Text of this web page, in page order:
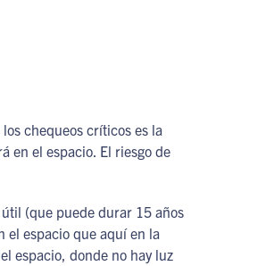
chequeos críticos es la
en el espacio. El riesgo de
(que puede durar 15 años
el espacio que aquí en la
espacio, donde no hay luz